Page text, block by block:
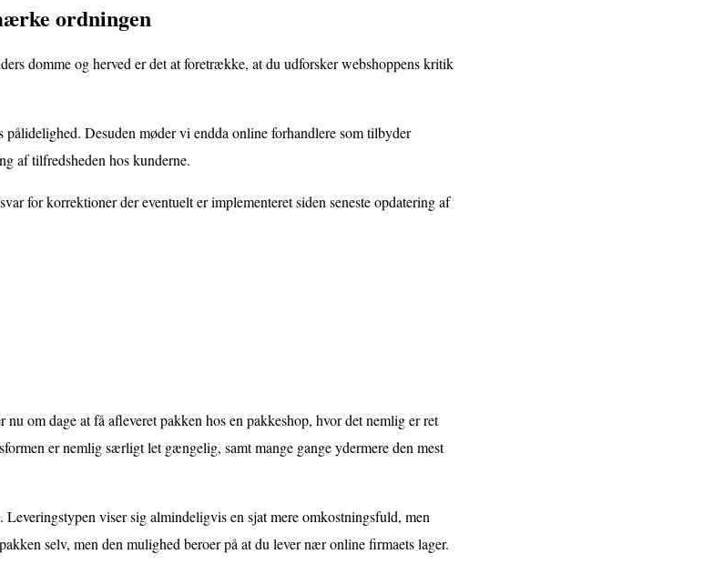
ordningen
domme og herved er det at foretrække, at du udforsker webshoppens kritik
Desuden møder vi endda online forhandlere som tilbyder
af tilfredsheden hos kunderne.
for korrektioner der eventuelt er implementeret siden seneste opdatering af
om dage at få afleveret pakken hos en pakkeshop, hvor det nemlig er ret
er nemlig særligt let gængelig, samt mange gange ydermere den mest
viser sig almindeligvis en sjat mere omkostningsfuld, men
selv, men den mulighed beroer på at du lever nær online firmaets lager.